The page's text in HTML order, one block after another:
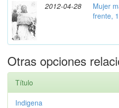
2012-04-28
Mujer
frente,
Otras opciones
Título
Indigena